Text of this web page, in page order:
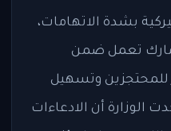
بشدة الاتهامات،
تعمل ضمن
للمحتجزين وتسهيل
الوزارة أن الادعاءات